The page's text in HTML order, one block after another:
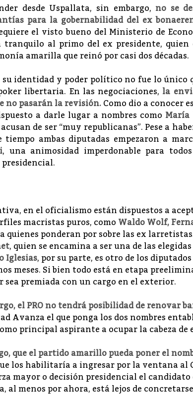
desde Uspallata, sin embargo, no se
para la gobernabilidad del ex
el visto bueno del Ministerio de
al primo del ex presidente, quien
amarilla que reinó por casi dos décadas.
su identidad y poder político no fue lo único
libertaria. En las negociaciones, la
no pasarán la revisión.Como dio a conocer
a darle lugar a nombres como María
de ser “muy republicanas”. Pese a
tiempo ambas diputadas empezaron a
, una animosidad imperdonable para
en el oficialismo están dispuestos a
macristas puros, comoWaldo Wolf,
a quienes ponderan por sobre las ex
, quien se encamina a ser una de las
Iglesias, por su parte, es otro de los
meses. Si bien todo está en etapa
premiada con un cargo en el exterior.
el PRO no tendrá posibilidad de renovar
Avanza el que ponga los dos nombres
principal aspirante a ocupar la cabeza de
que el partido amarillo pueda poner el
los habilitaría a ingresar por la ventana al
mayor o decisión presidencial el
al menos por ahora, está lejos de